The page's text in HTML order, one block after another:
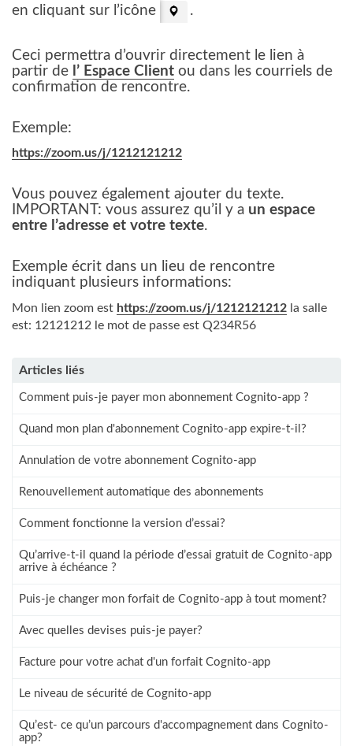
en cliquant sur l’icône
.
Ceci permettra d’ouvrir directement le lien à
partir de l’ Espace Client ou dans les courriels de
confirmation de rencontre.
Exemple:
https://zoom.us/j/1212121212
Vous pouvez également ajouter du texte.
IMPORTANT: vous assurez qu’il y a un espace
entre l’adresse et votre texte.
Exemple écrit dans un lieu de rencontre
indiquant plusieurs informations:
Mon lien zoom est https://zoom.us/j/1212121212 la salle
est: 12121212 le mot de passe est Q234R56
Articles liés
Comment puis-je payer mon abonnement Cognito-app ?
Quand mon plan d'abonnement Cognito-app expire-t-il?
Annulation de votre abonnement Cognito-app
Renouvellement automatique des abonnements
Comment fonctionne la version d’essai?
Qu’arrive-t-il quand la période d’essai gratuit de Cognito-app
arrive à échéance ?
Puis-je changer mon forfait de Cognito-app à tout moment?
Avec quelles devises puis-je payer?
Facture pour votre achat d'un forfait Cognito-app
Le niveau de sécurité de Cognito-app
Qu’est- ce qu’un parcours d'accompagnement dans Cognito-
app?